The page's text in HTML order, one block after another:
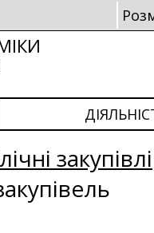
закупівлі